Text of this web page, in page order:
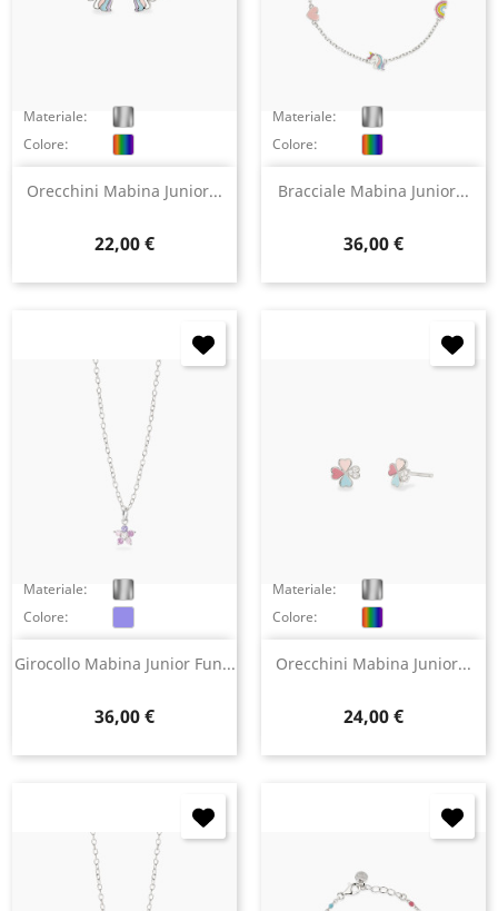
Orecchini Mabina Junior...
Prezzo
22,00 €
Materiale:
Colore:
Bracciale Mabina Junior...
Prezzo
36,00 €
Materiale:
Colore:
Girocollo Mabina Junior Fun...
Prezzo
36,00 €
Materiale:
Colore:
Orecchini Mabina Junior...
Prezzo
24,00 €
Materiale:
Colore: